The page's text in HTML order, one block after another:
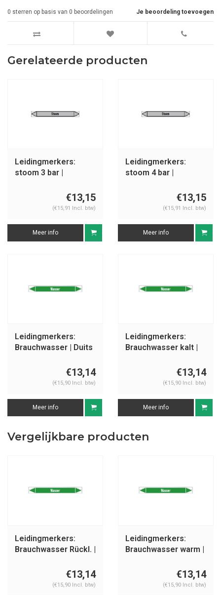
Je beoordeling toevoegen
0 sterren op basis van 0 beoordelingen
Gerelateerde producten
Leidingmerkers:
stoom 3 bar |
€13,15
(€15,91 Incl. btw)
Meer info
Leidingmerkers:
stoom 4 bar |
€13,15
(€15,91 Incl. btw)
Meer info
Leidingmerkers:
Brauchwasser | Duits
€13,14
(€15,90 Incl. btw)
Meer info
Leidingmerkers:
Brauchwasser kalt |
€13,14
(€15,90 Incl. btw)
Meer info
Vergelijkbare producten
Leidingmerkers:
Brauchwasser Rückl. |
€13,14
(€15,90 Incl. btw)
Leidingmerkers:
Brauchwasser warm |
€13,14
(€15,90 Incl. btw)